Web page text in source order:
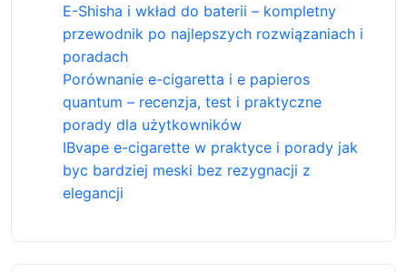
E-Shisha i wkład do baterii – kompletny
przewodnik po najlepszych rozwiązaniach i
poradach
Porównanie e-cigaretta i e papieros
quantum – recenzja, test i praktyczne
porady dla użytkowników
IBvape e-cigarette w praktyce i porady jak
byc bardziej meski bez rezygnacji z
elegancji